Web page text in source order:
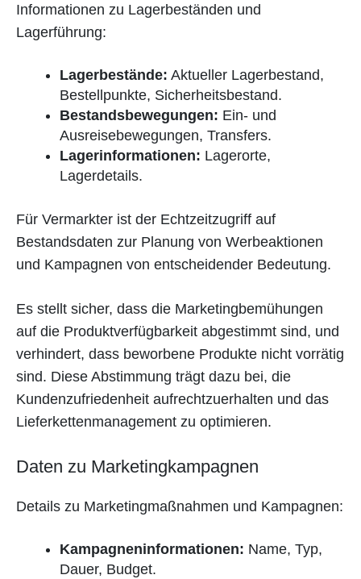
Informationen zu Lagerbeständen und
Lagerführung:
Lagerbestände: Aktueller Lagerbestand,
Bestellpunkte, Sicherheitsbestand.
Bestandsbewegungen: Ein- und
Ausreisebewegungen, Transfers.
Lagerinformationen: Lagerorte,
Lagerdetails.
Für Vermarkter ist der Echtzeitzugriff auf
Bestandsdaten zur Planung von Werbeaktionen
und Kampagnen von entscheidender Bedeutung.
Es stellt sicher, dass die Marketingbemühungen
auf die Produktverfügbarkeit abgestimmt sind, und
verhindert, dass beworbene Produkte nicht vorrätig
sind. Diese Abstimmung trägt dazu bei, die
Kundenzufriedenheit aufrechtzuerhalten und das
Lieferkettenmanagement zu optimieren.
Daten zu Marketingkampagnen
Details zu Marketingmaßnahmen und Kampagnen:
Kampagneninformationen: Name, Typ,
Dauer, Budget.